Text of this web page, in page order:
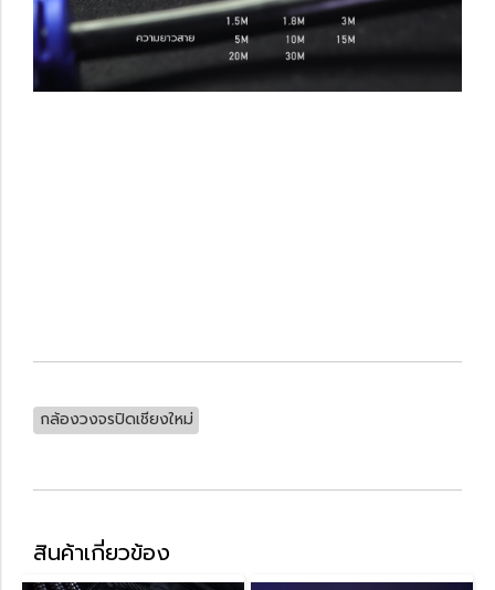
กล้องวงจรปิดเชียงใหม่
สินค้าเกี่ยวข้อง